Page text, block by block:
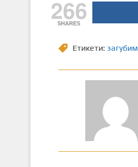
266
SHARES
Етикети: загубим